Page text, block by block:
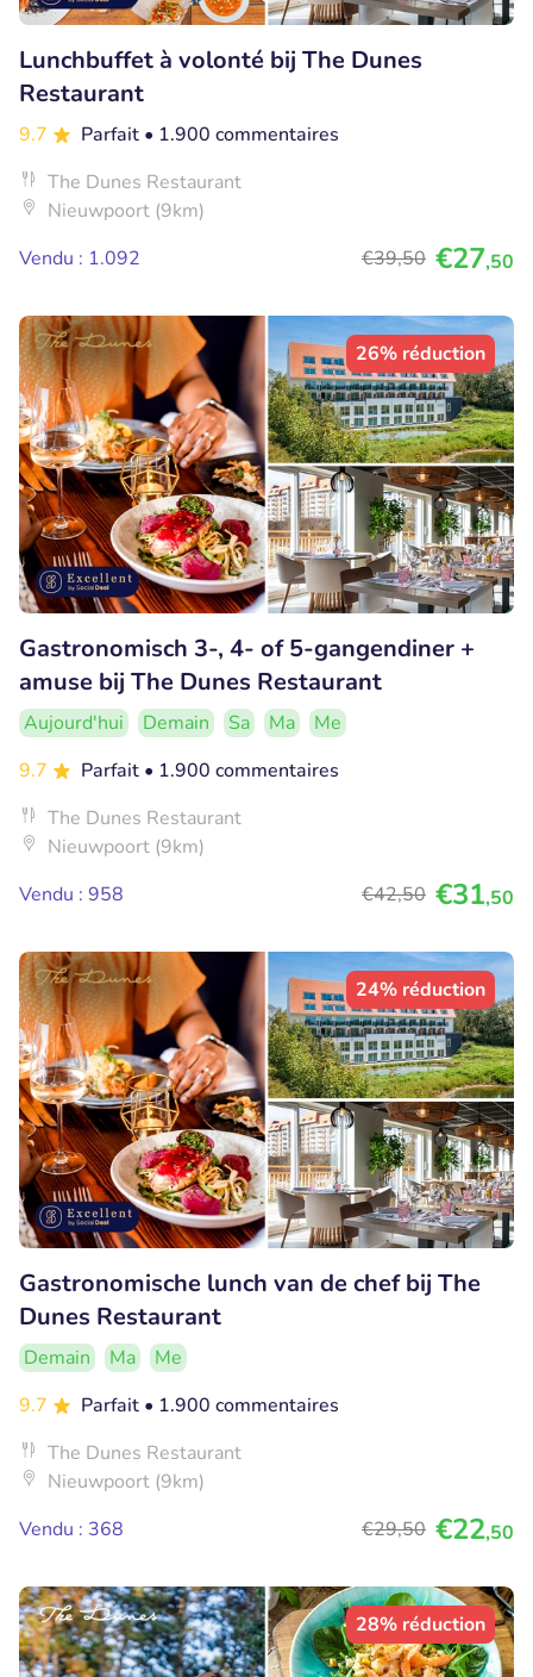
Lunchbuffet à volonté bij The Dunes
Restaurant
9.7 Parfait • 1.900 commentaires
The Dunes Restaurant
Nieuwpoort (9km)
Vendu : 1.092
€39,50 €27,50
26% réduction
Gastronomisch 3-, 4- of 5-gangendiner +
amuse bij The Dunes Restaurant
Aujourd'hui Demain Sa Ma
Me
9.7
Parfait • 1.900 commentaires
The Dunes Restaurant
Nieuwpoort (9km)
Vendu : 958
€42,50 €31,50
24% réduction
Gastronomische lunch van de chef bij The
Dunes Restaurant
Demain Ma
Me
9.7
Parfait • 1.900 commentaires
The Dunes Restaurant
Nieuwpoort (9km)
Vendu : 368
€29,50 €22,50
28% réduction